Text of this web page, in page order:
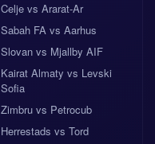
Celje vs Ararat-Ar
Sabah FA vs Aarhus
Slovan vs Mjallby AIF
Kairat Almaty vs Levski
Sofia
Zimbru vs Petrocub
Herrestads vs Tord